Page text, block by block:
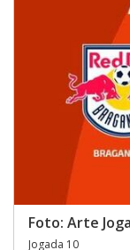
Foto: Arte
Jogada 10